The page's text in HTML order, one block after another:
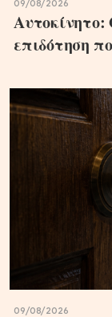
09/08/2026
επιδότηση
09/08/2026